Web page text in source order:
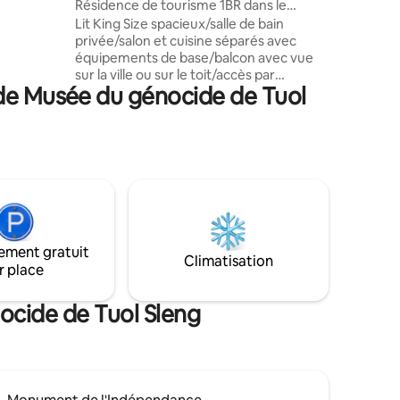
et sortez
et
Résidence de tourisme 1BR dans le
quartier des affaires
Lit King Size spacieux/salle de bain
privée/salon et cuisine séparés avec
équipements de base/balcon avec vue
sur la ville ou sur le toit/accès par
ascenseur/sécurité 24h/24/Service de
chambre hebdomadaire/lave-
stade national olympique et du musée du
génocide de Tuol Sleng, à 2 km du
marché russe et du marché central, à 3,5
km du palais royal, du musée national, du
Musée du génocide de Tuol
gratuit
place
Climatisation
de Tuol Sleng